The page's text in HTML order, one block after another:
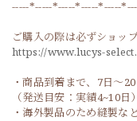
-----*-----*-----*-----*-----
ご購入の際は必ずショッ
https://www.lucys-
・商品到着まで、7日～
（発送目安：実績4~10日）
・海外製品のため縫製な